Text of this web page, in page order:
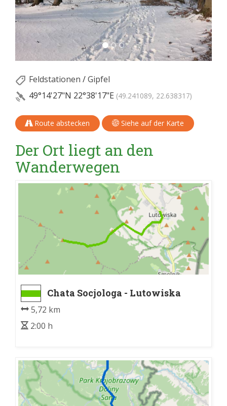
Feldstationen /Gipfel
49°14'27"N 22°38'17"E (49.241089, 22.638317)
Route abstecken Siehe auf der Karte
Der Ort liegt an den
Wanderwegen
Chata Socjologa - Lutowiska
5,72 km
2:00 h